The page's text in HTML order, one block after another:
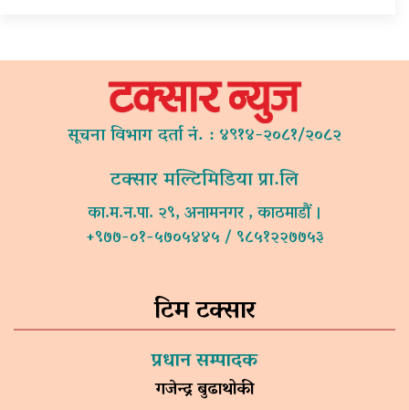
सूचना विभाग दर्ता नं. : ४९१४-२०८१/२०८२
टक्सार मल्टिमिडिया प्रा.लि
का.म.न.पा. २९, अनामनगर , काठमाडौं ।
+९७७-०१-५७०५४४५ / ९८५१२२७७५३
टिम टक्सार
प्रधान सम्पादक
गजेन्द्र बुढाथोकी